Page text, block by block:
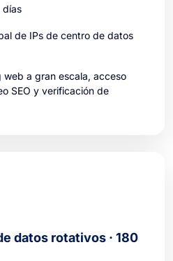
días
de IPs de centro de datos
web a gran escala, acceso
SEO y verificación de
datos rotativos · 180